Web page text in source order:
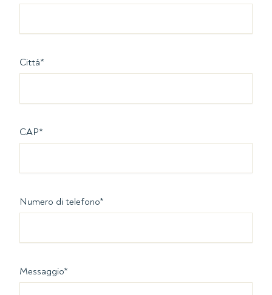
Cittá*
CAP*
Numero di telefono*
Messaggio*